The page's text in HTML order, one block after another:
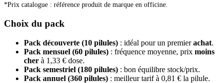
*Prix catalogue : référence produit de marque en officine.
Choix du pack
Pack découverte (10 pilules) : idéal pour un premierachat.
Pack mensuel (60 pilules) : fréquence moyenne, prix moins
cher à 1,33 € dose.
Pack semestriel (180 pilules) : bon équilibre stock/prix.
Pack annuel (360 pilules) : meilleur tarif à 0,81 € la pilule.